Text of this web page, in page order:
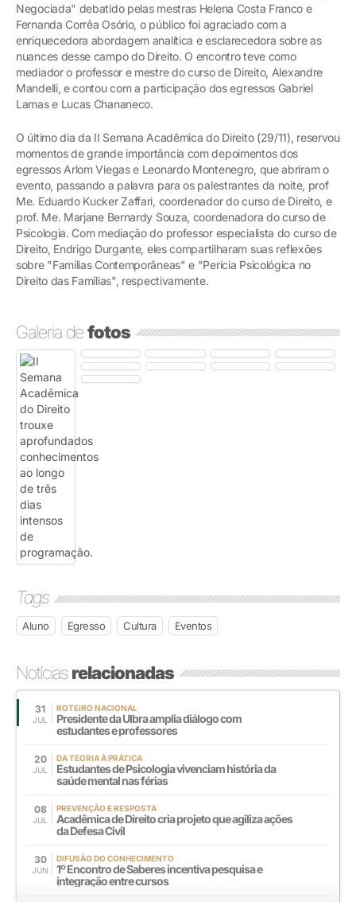
Negociada" debatido pelas mestras Helena Costa Franco e
Fernanda Corrêa Osório, o público foi agraciado com a
enriquecedora abordagem analítica e esclarecedora sobre as
nuances desse campo do Direito. O encontro teve como
mediador o professor e mestre do curso de Direito, Alexandre
Mandelli, e contou com a participação dos egressos Gabriel
Lamas e Lucas Chananeco.
O último dia da II Semana Acadêmica do Direito (29/11), reservou
momentos de grande importância com depoimentos dos
egressos Arlom Viegas e Leonardo Montenegro, que abriram o
evento, passando a palavra para os palestrantes da noite, prof
Me. Eduardo Kucker Zaffari, coordenador do curso de Direito, e
prof. Me. Marjane Bernardy Souza, coordenadora do curso de
Psicologia. Com mediação do professor especialista do curso de
Direito, Endrigo Durgante, eles compartilharam suas reflexões
sobre "Famílias Contemporâneas" e "Perícia Psicológica no
Direito das Famílias", respectivamente.
Galeria defotos
Tags
Aluno Egresso Cultura Eventos
Notíciasrelacionadas
31
JUL
ROTEIRO NACIONAL
Presidente da Ulbra amplia diálogo com
estudantes e professores
20
JUL
DA TEORIA À PRÁTICA
Estudantes de Psicologia vivenciam história da
saúde mental nas férias
08
JUL
PREVENÇÃO E RESPOSTA
Acadêmica de Direito cria projeto que agiliza ações
da Defesa Civil
30
JUN
DIFUSÃO DO CONHECIMENTO
1º Encontro de Saberes incentiva pesquisa e
integração entre cursos